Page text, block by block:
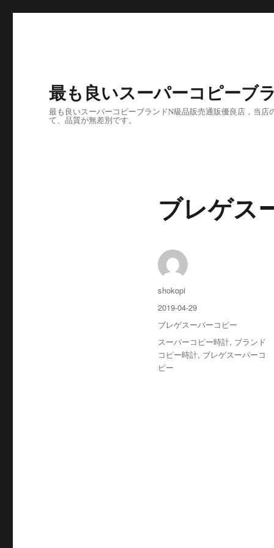
最も良いスーパーコピーブ
最も良いスーパーコピーブランドN級品販売通販優良店，当
て、品質が無差別です。
ブレゲス
投
稿
shokopi
投
稿
日:
2019-04-29
カ
テ
ゴ
リ
ー
ブレゲスーパーコピー
タ
グ
スーパーコピー時計, ブランド
コピー時計, ブレゲスーパーコ
ピー